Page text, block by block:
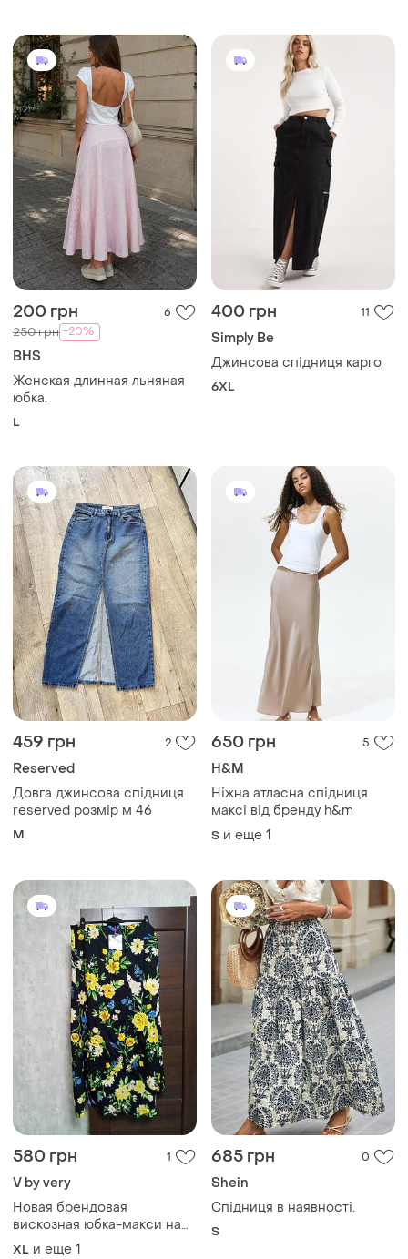
200 грн 6
250 грн -20%
BHS
Женская длинная льняная
юбка.
L
400 грн 11
Simply Be
Джинсова спідниця карго
6XL
459 грн 2
Reserved
Довга джинсова спідниця
reserved розмір м 46
M
650 грн 5
H&M
Ніжна атласна спідниця
максі від бренду h&m
S и еще 1
580 грн 1
V by very
Новая брендовая
вискозная юбка-макси на
запах р.18-20.
XL и еще 1
685 грн 0
Shein
Спідниця в наявності.
S